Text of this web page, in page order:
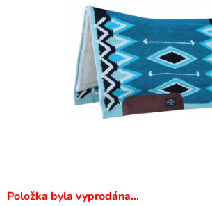
Položka byla vyprodána…